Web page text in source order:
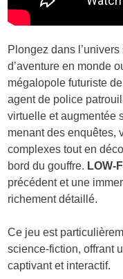
Plongez dans
d’aventure en monde
mégalopole futuriste
agent de police
virtuelle et augmentée
menant des enquêtes,
complexes tout en
bord du gouffre. LOW-FI
précédent et une
richement détaillé.
Ce jeu est
science-fiction, offrant
captivant et interactif.